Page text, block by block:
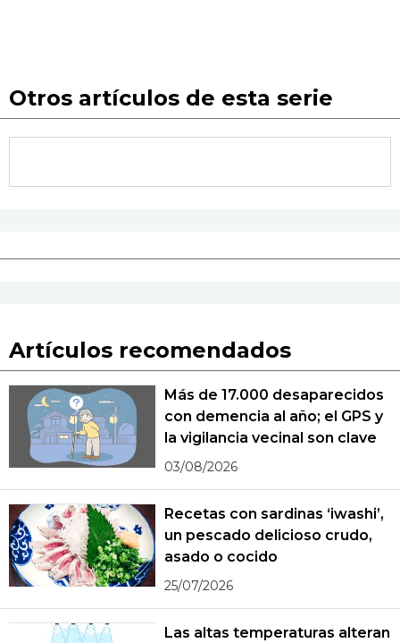
Otros artículos de esta serie
Artículos recomendados
Más de 17.000 desaparecidos
con demencia al año; el GPS y
la vigilancia vecinal son clave
03/08/2026
Recetas con sardinas ‘iwashi’,
un pescado delicioso crudo,
asado o cocido
25/07/2026
Las altas temperaturas alteran